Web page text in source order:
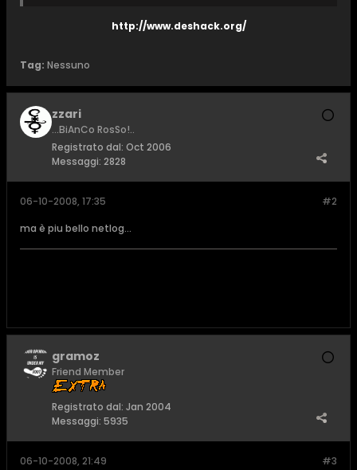
http://www.deshack.org/
Tag: Nessuno
zzari
...BiAnCo RosSo!..
Registrato dal: Oct 2006
Messaggi: 2828
#2
06-10-2008, 17:35
ma è piu bello netlog...
gramoz
Friend Member
Registrato dal: Jan 2004
Messaggi: 5935
#3
06-10-2008, 21:49